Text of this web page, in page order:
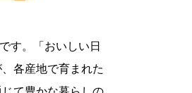
す。「おいしい日
各産地で育まれた